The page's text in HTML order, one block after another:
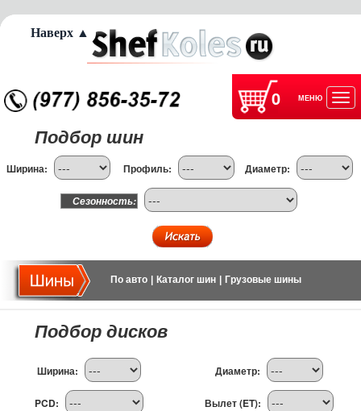
0 МЕНЮ
Подбор шин
Ширина: Профиль: Диаметр:
Сезонность:
По авто Каталог шин Грузовые шины
Подбор дисков
Ширина: Диаметр:
PCD: Вылет (ET):
Наверх ▲